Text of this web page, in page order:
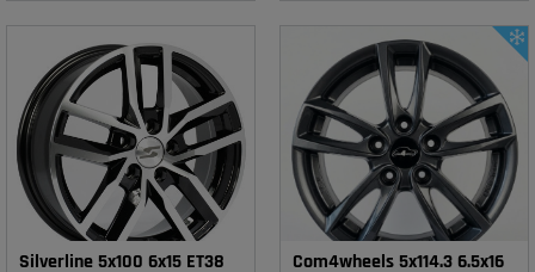
Silverline 5x100 6x15 ET38 Com4wheels 5x114.3 6.5x16